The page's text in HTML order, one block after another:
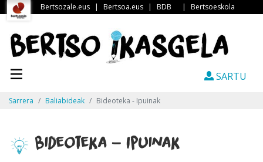
Bertsozale.eus | Bertsoa.eus | BDB | Bertsoeskola
SARTU
Sarrera Baliabideak Bideoteka - Ipuinak
Bideoteka - Ipuinak